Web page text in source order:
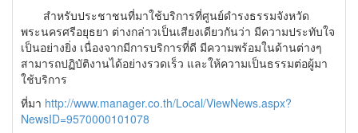
สำหรับประชาชนที่มาใช้บริการที่ศูนย์ดำรงธรรมจังหวัด
พระนครศรีอยุธยา ต่างกล่าวเป็นเสียงเดียวกันว่า มีความประทับใจ
เป็นอย่างยิ่ง เนื่องจากมีการบริการที่ดี มีความพร้อมในด้านต่างๆ
สามารถปฏิบัติงานได้อย่างรวดเร็ว และให้ความเป็นธรรมต่อผู้มา
ใช้บริการ
ที่มา http://www.manager.co.th/Local/ViewNews.aspx?
NewsID=9570000101078